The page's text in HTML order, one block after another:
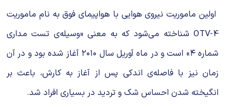
اولین ماموریت نیروی هوایی با هواپیمای فوق به نام ماموریت
OTV-4 شناخته می‌شود که به معنی «وسیله‌ی تست مداری
شماره ۴» است و در ماه آوریل سال ۲۰۱۰ آغاز شده بود و در آن
زمان نیز با فاصله‌ی اندکی پس از آغاز به کارش، باعث بر
انگیخته شدن احساس شک و تردید در بسیاری افراد شد.